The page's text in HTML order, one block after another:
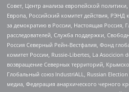
Совет, Центр анализа европейской
Европа, Российский комитет действия,
за демократию в России, Настоящая Россия,
расследователей, Служба поддержки,
Россия Северный Рейн-Вестфалия, Фонд
комитет России, Russie-Libertes, La Asocicion
возвращение Северных территорий,
Глобальный союз IndustriALL, Russian
медиа, Федерация анархического черного